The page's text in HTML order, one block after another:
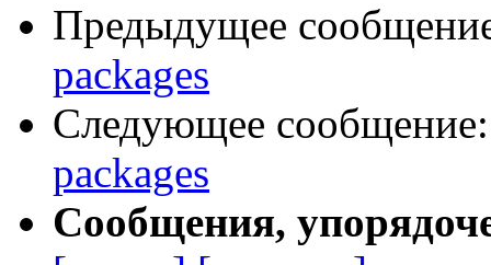
Предыдущее
packages
Следующее
packages
Сообщения,